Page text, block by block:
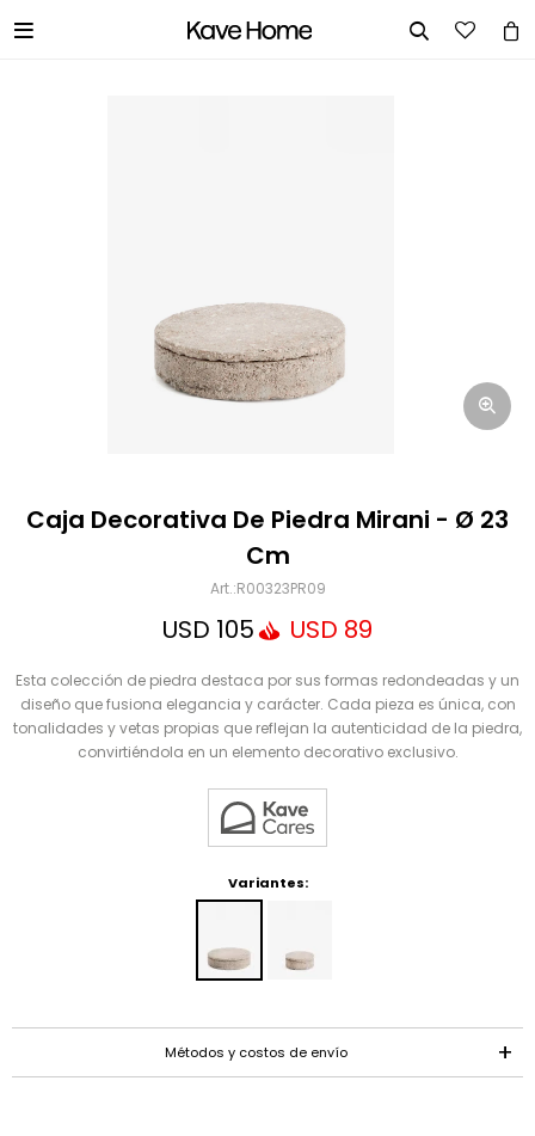
 
Caja Decorativa De Piedra Mirani - Ø 23
Cm
R00323PR09
USD 105 USD 89
Esta colección de piedra destaca por sus formas redondeadas y un
diseño que fusiona elegancia y carácter. Cada pieza es única, con
tonalidades y vetas propias que reflejan la autenticidad de la piedra,
convirtiéndola en un elemento decorativo exclusivo.
Variantes:
Métodos y costos de envío
Correo electrónico